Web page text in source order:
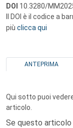
DOI 10.3280/
Il DOI è il codice a
più clicca qui
ANTEPRIMA
Qui sotto puoi
articolo.
Se questo articolo